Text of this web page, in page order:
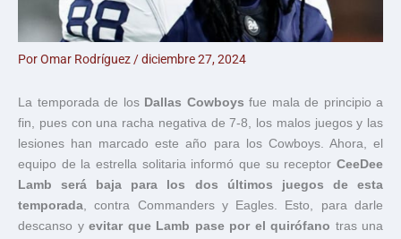
PorOmar Rodríguez /diciembre 27, 2024
La temporada de los Dallas Cowboys fue mala de principio a
fin, pues con una racha negativa de 7-8, los malos juegos y las
lesiones han marcado este año para los Cowboys. Ahora, el
equipo de la estrella solitaria informó que su receptor CeeDee
Lamb será baja para los dos últimos juegos de esta
temporada, contra Commanders y Eagles. Esto, para darle
descanso y evitar que Lamb pase por el quirófano tras una